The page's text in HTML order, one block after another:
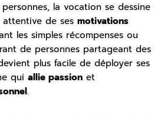
la vocation se dessine
de ses motivations
les simples récompenses ou
de personnes partageant des
plus facile de déployer ses
qui allie passion et
.